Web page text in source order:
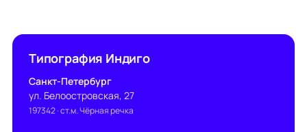
Типография Индиго
Санкт-Петербург
ул. Белоостровская, 27
197342· ст.м. Чёрная речка